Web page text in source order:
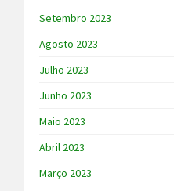
Setembro 2023
Agosto 2023
Julho 2023
Junho 2023
Maio 2023
Abril 2023
Março 2023